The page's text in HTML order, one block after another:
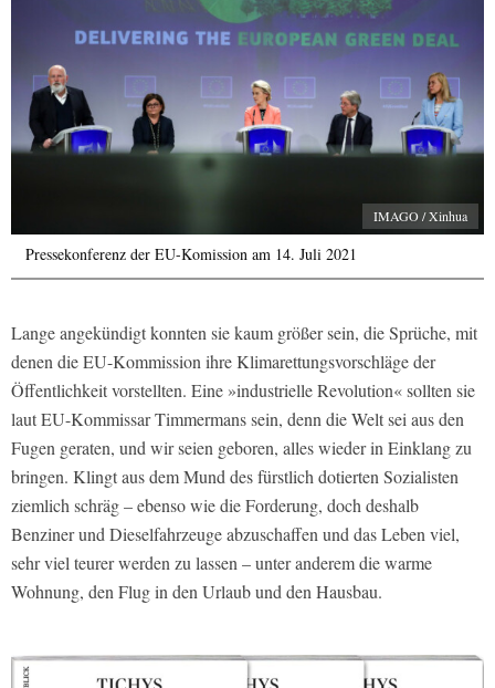
IMAGO / Xinhua
Pressekonferenz der EU-Komission am 14. Juli 2021
Lange angekündigt konnten sie kaum größer sein, die Sprüche, mit
denen die EU-Kommission ihre Klimarettungsvorschläge der
Öffentlichkeit vorstellten. Eine »industrielle Revolution« sollten sie
laut EU-Kommissar Timmermans sein, denn die Welt sei aus den
Fugen geraten, und wir seien geboren, alles wieder in Einklang zu
bringen. Klingt aus dem Mund des fürstlich dotierten Sozialisten
ziemlich schräg – ebenso wie die Forderung, doch deshalb
Benziner und Dieselfahrzeuge abzuschaffen und das Leben viel,
sehr viel teurer werden zu lassen – unter anderem die warme
Wohnung, den Flug in den Urlaub und den Hausbau.